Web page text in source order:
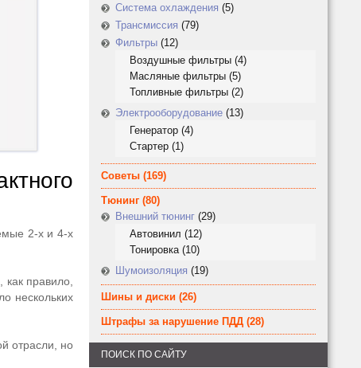
2-х и 4-х
правило,
нескольких
отрасли, но
Система охлаждения (5)
Трансмиссия (79)
Фильтры (12)
Воздушные фильтры (4)
Масляные фильтры (5)
Топливные фильтры (2)
Электрооборудование (13)
Генератор (4)
Стартер (1)
Советы (169)
Тюнинг (80)
Внешний тюнинг (29)
Автовинил (12)
Тонировка(10)
Шумоизоляция (19)
Шины и диски (26)
Штрафы за нарушение ПДД (28)
ПОИСК ПО САЙТУ